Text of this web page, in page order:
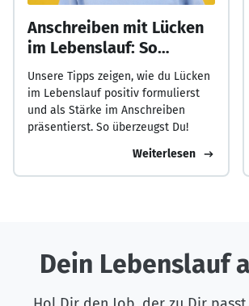
Anschreiben mit Lücken
im Lebenslauf: So
überzeugst Du!
Unsere Tipps zeigen, wie du Lücken
im Lebenslauf positiv formulierst
und als Stärke im Anschreiben
präsentierst. So überzeugst Du!
Weiterlesen
Dein Lebenslauf